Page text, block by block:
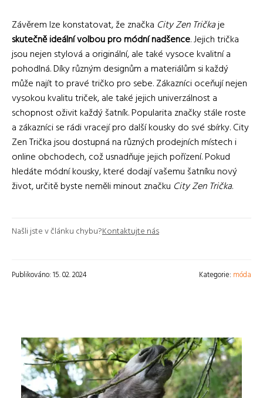
Závěrem lze konstatovat, že značka City Zen Tričkaje
skutečně ideální volbou pro módní nadšence. Jejich trička
jsou nejen stylová a originální, ale také vysoce kvalitní a
pohodlná. Díky různým designům a materiálům si každý
může najít to pravé tričko pro sebe. Zákazníci oceňují nejen
vysokou kvalitu triček, ale také jejich univerzálnost a
schopnost oživit každý šatník. Popularita značky stále roste
a zákazníci se rádi vracejí pro další kousky do své sbírky. City
Zen Trička jsou dostupná na různých prodejních místech i
online obchodech, což usnadňuje jejich pořízení. Pokud
hledáte módní kousky, které dodají vašemu šatníku nový
život, určitě byste neměli minout značku City Zen Trička.
Našli jste v článku chybu?Kontaktujte nás
Publikováno: 15. 02. 2024 Kategorie: móda